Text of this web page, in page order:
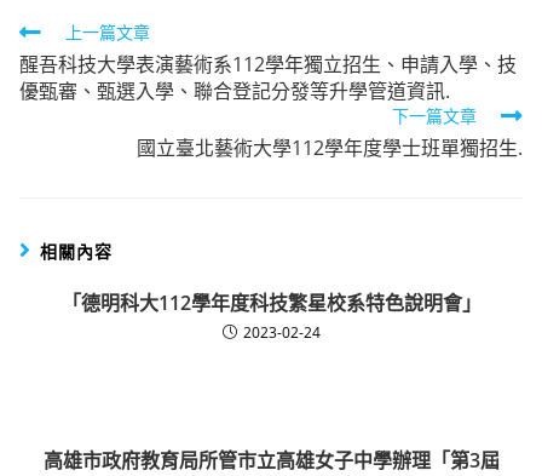
Read
more
articles
上一篇文章
醒吾科技大學表演藝術系112學年獨立招生、申請入學、技
優甄審、甄選入學、聯合登記分發等升學管道資訊.
下一篇文章
國立臺北藝術大學112學年度學士班單獨招生.
相關內容
「德明科大112學年度科技繁星校系特色說明會」
2023-02-24
高雄市政府教育局所管市立高雄女子中學辦理「第3屆